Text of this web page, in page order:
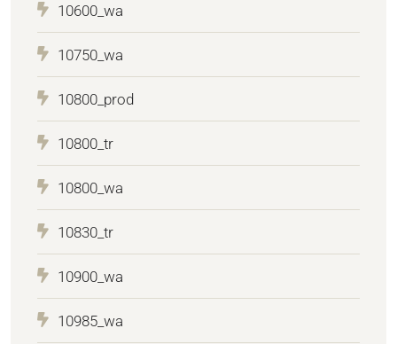
10600_wa
10750_wa
10800_prod
10800_tr
10800_wa
10830_tr
10900_wa
10985_wa